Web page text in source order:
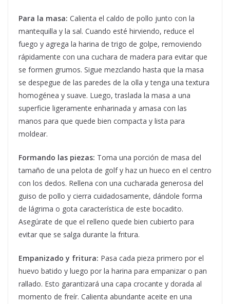
Para la masa: Calienta el caldo de pollo junto con la
mantequilla y la sal. Cuando esté hirviendo, reduce el
fuego y agrega la harina de trigo de golpe, removiendo
rápidamente con una cuchara de madera para evitar que
se formen grumos. Sigue mezclando hasta que la masa
se despegue de las paredes de la olla y tenga una textura
homogénea y suave. Luego, traslada la masa a una
superficie ligeramente enharinada y amasa con las
manos para que quede bien compacta y lista para
moldear.
Formando las piezas: Toma una porción de masa del
tamaño de una pelota de golf y haz un hueco en el centro
con los dedos. Rellena con una cucharada generosa del
guiso de pollo y cierra cuidadosamente, dándole forma
de lágrima o gota característica de este bocadito.
Asegúrate de que el relleno quede bien cubierto para
evitar que se salga durante la fritura.
Empanizado y fritura: Pasa cada pieza primero por el
huevo batido y luego por la harina para empanizar o pan
rallado. Esto garantizará una capa crocante y dorada al
momento de freír. Calienta abundante aceite en una